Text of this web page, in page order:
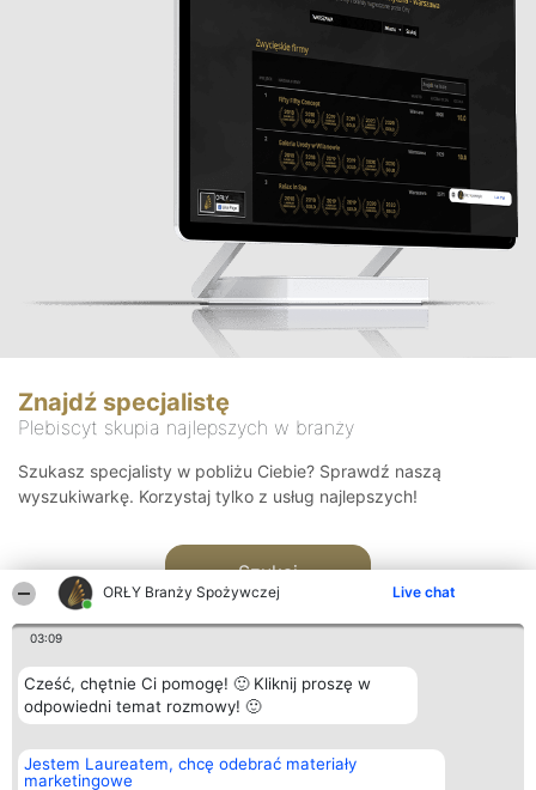
ORŁY Branży Spożywczej Live chat
03:09
Cześć, chętnie Ci pomogę! 🙂 Kliknij proszę w
odpowiedni temat rozmowy! 🙂
Jestem Laureatem, chcę odebrać materiały
marketingowe
Znajdź specjalistę
Plebiscyt skupia najlepszych w branży
Szukasz specjalisty w pobliżu Ciebie? Sprawdź naszą
wyszukiwarkę. Korzystaj tylko z usług najlepszych!
Szukaj
Organizator plebiscytu
Bright Side Solutions sp. z o.
o. sp. k.
Plebiscyt
Laureaci
Kontakt
Kontakt